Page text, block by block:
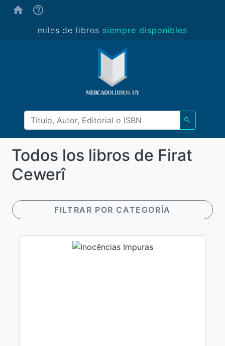
miles de libros siempre disponibles
Todos los libros de Firat
Cewerî
FILTRAR POR CATEGORÍA